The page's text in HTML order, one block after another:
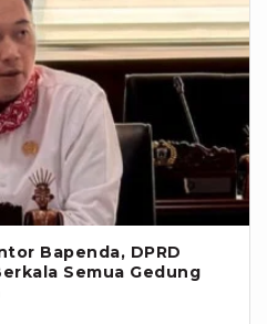
Bapenda, DPRD
Semua Gedung